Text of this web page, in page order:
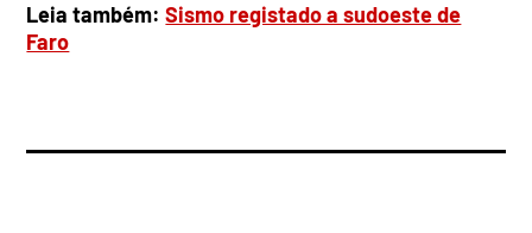
Leia também:Sismo registado a sudoeste de
Faro